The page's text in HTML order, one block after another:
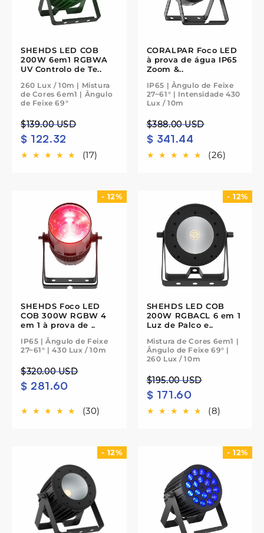
SHEHDS LED COB
200W 6em1 RGBWA
UV Controlo de Te..
260 Lux / 10m | Mistura
de Cores 6em1 | Ângulo
de Feixe 69°
Preço
normal
$139.00 USD
Preço
de
saldo
$ 122.32
(17)
CORALPAR Foco LED
à prova de água IP65
Zoom &..
IP65 | Ângulo de Feixe
27~61° | Intensidade 430
Lux / 10m
Preço
normal
$388.00 USD
Preço
de
saldo
$ 341.44
(26)
- 12%
SHEHDS Foco LED
COB 300W RGBW 4
em 1 à prova de ..
IP65 | Ângulo de Feixe
27~61° | 430 Lux / 10m
Preço
normal
$320.00 USD
Preço
de
$ 281.60
(30)
- 12%
SHEHDS LED COB
200W RGBACL 6 em 1
Luz de Palco e..
Mistura de Cores 6em1 |
Ângulo de Feixe 69° |
260 Lux / 10m
Preço
normal
$195.00 USD
Preço
de
saldo
$ 171.60
(8)
- 12% - 12%